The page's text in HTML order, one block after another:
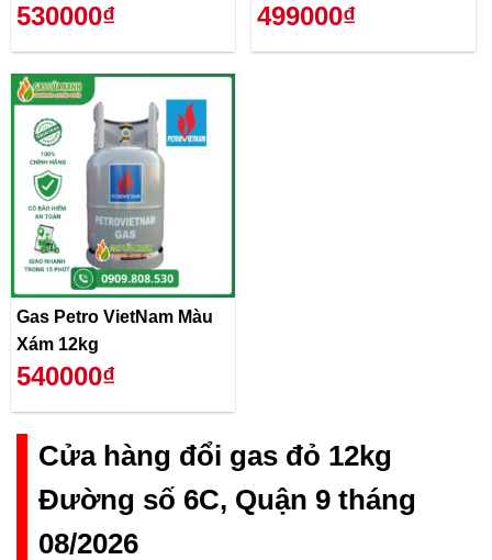
530000₫ 499000₫
Gas Petro VietNam Màu
Xám 12kg
540000₫
Cửa hàng đổi gas đỏ 12kg
Đường số 6C, Quận 9 tháng
08/2026